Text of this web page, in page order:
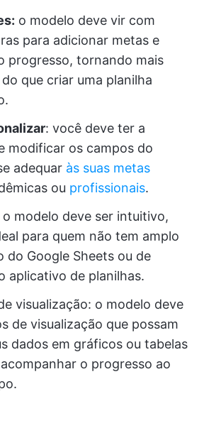
o modelo deve vir com
para adicionar metas e
progresso, tornando mais
que criar uma planilha
: você deve ter a
modificar os campos do
adequar às suas metas
ou profissionais.
o modelo deve ser intuitivo,
para quem não tem amplo
do Google Sheets ou de
aplicativo de planilhas.
visualização: o modelo deve
de visualização que possam
dados em gráficos ou tabelas
o progresso ao